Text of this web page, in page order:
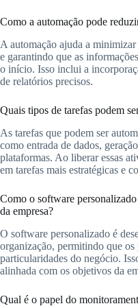
Como a automação pode
A automação ajuda a
e garantindo que as
o início. Isso inclui a
de relatórios precisos.
Quais tipos de tarefas podem
As tarefas que podem ser
como entrada de dados,
plataformas. Ao liberar essas
em tarefas mais estratégicas e
Como o software personalizado
da empresa?
O software personalizado é
organização, permitindo que os
particularidades do negócio.
alinhada com os objetivos da
Qual é o papel do